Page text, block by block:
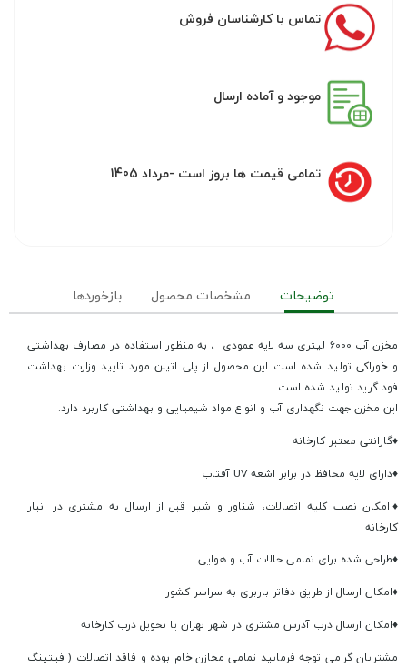
تماس با کارشناسان فروش
موجود و آماده ارسال
تمامی قیمت ها بروز است -مرداد 1405
توضیحات مشخصات محصول بازخوردها
مخزن آب 6000 لیتری سه لایه عمودی ، به منظور استفاده در مصارف بهداشتی
و خوراکی تولید شده است این محصول از پلی اتیلن مورد تایید وزارت بهداشت
فود گرید تولید شده است.
این مخزن جهت نگهداری آب و انواع مواد شیمیایی و بهداشتی کاربرد دارد.
♦گارانتی معتبر کارخانه
♦دارای لایه محافظ در برابر اشعه UV آفتاب
♦امکان نصب کلیه اتصالات، شناور و شیر قبل از ارسال به مشتری در انبار
کارخانه
♦طراحی شده برای تمامی حالات آب و هوایی
♦امکان ارسال از طریق دفاتر باربری به سراسر کشور
♦امکان ارسال درب آدرس مشتری در شهر تهران یا تحویل درب کارخانه
مشتریان گرامی توجه فرمایید تمامی مخازن خام بوده و فاقد اتصالات ( فیتینگ